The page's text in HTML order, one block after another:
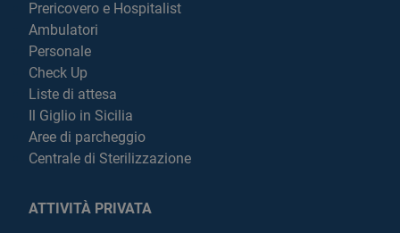
Prericovero e Hospitalist
Ambulatori
Personale
Check Up
Liste di attesa
Il Giglio in Sicilia
Aree di parcheggio
Centrale di Sterilizzazione
ATTIVITÀ PRIVATA